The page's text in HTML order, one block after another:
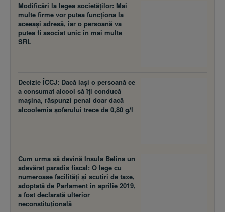
Modificări la legea societăţilor: Mai
multe firme vor putea funcţiona la
aceeaşi adresă, iar o persoană va
putea fi asociat unic în mai multe
SRL
Decizie ÎCCJ: Dacă laşi o persoană ce
a consumat alcool să îţi conducă
maşina, răspunzi penal doar dacă
alcoolemia şoferului trece de 0,80 g/l
Cum urma să devină Insula Belina un
adevărat paradis fiscal: O lege cu
numeroase facilităţi şi scutiri de taxe,
adoptată de Parlament în aprilie 2019,
a fost declarată ulterior
neconstituţională